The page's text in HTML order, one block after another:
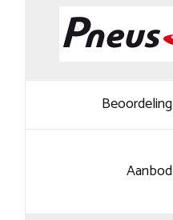
Beoordeling
Aanbod